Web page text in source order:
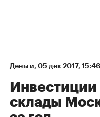
Деньги⁠, 05 дек 2017, 15:46
склады